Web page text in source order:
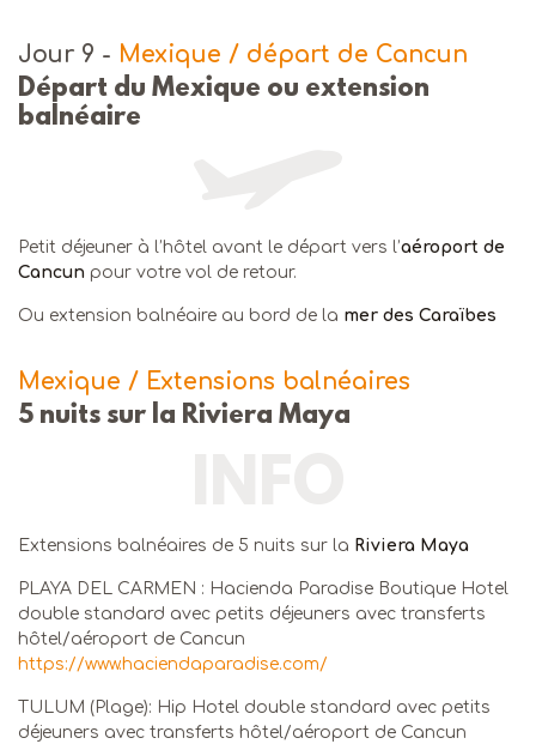
Jour 9 - Mexique / départ de Cancun
Départ du Mexique ou extension
balnéaire
Petit déjeuner à l’hôtel avant le départ vers l’aéroport de
Cancun pour votre vol de retour.
Ou extension balnéaire au bord de la mer des Caraïbes
Mexique / Extensions balnéaires
5 nuits sur la Riviera Maya
Extensions balnéaires de 5 nuits sur la Riviera Maya
PLAYA DEL CARMEN : Hacienda Paradise Boutique Hotel
double standard avec petits déjeuners avec transferts
hôtel/aéroport de Cancun
https://www.haciendaparadise.com/
TULUM (Plage): Hip Hotel double standard avec petits
déjeuners avec transferts hôtel/aéroport de Cancun